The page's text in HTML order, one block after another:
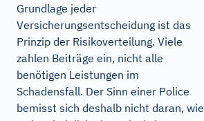
Grundlage jeder
Versicherungsentscheidung ist das
Prinzip der Risikoverteilung. Viele
zahlen Beiträge ein, nicht alle
benötigen Leistungen im
Schadensfall. Der Sinn einer Police
bemisst sich deshalb nicht daran, wie